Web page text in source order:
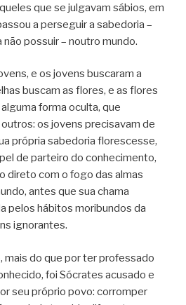
que se julgavam sábios, em
a perseguir a sabedoria –
possuir – noutro mundo.
e os jovens buscaram a
buscam as flores, e as flores
forma oculta, que
os jovens precisavam de
própria sabedoria florescesse,
de parteiro do conhecimento,
direto com o fogo das almas
antes que sua chama
pelos hábitos moribundos da
ignorantes.
mais do que por ter professado
foi Sócrates acusado e
seu próprio povo: corromper